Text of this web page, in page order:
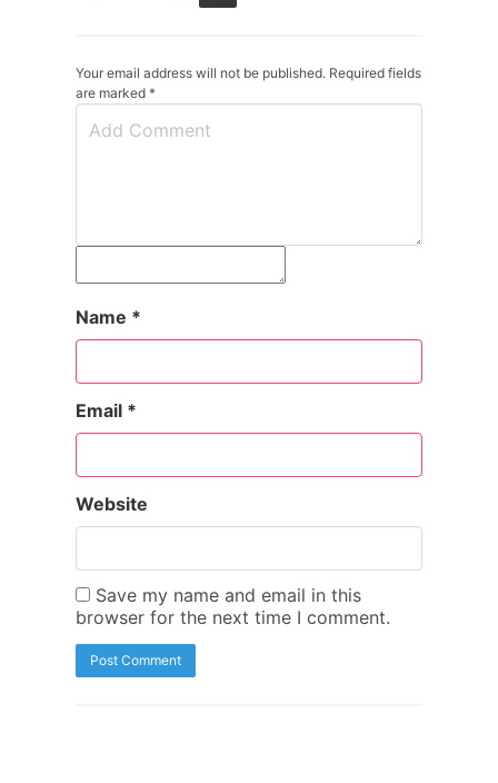
Your email address will not be published. Required fields
are marked *
Name *
Email *
Website
Save my name and email in this
browser for the next time I comment.